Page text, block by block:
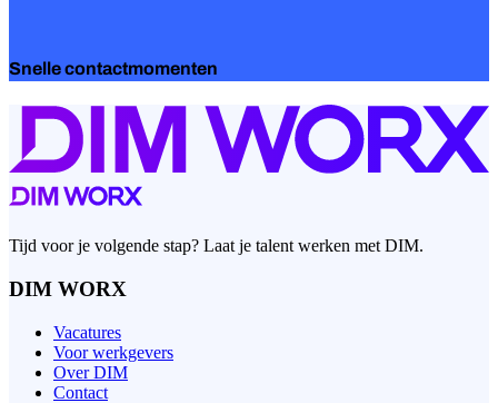
Snelle contactmomenten
Tijd voor je volgende stap? Laat je talent werken met DIM.
DIM WORX
Vacatures
Voor werkgevers
Over DIM
Contact